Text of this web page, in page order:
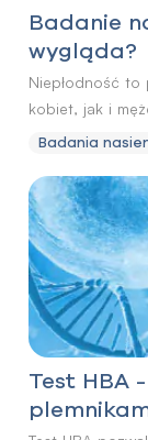
Badanie
wygląda?
Niepłodność
kobiet, jak i
połowie
okazuje się
szybko
Świadomość
obniżyć stres,
niepłodności.
Badania
Test HBA